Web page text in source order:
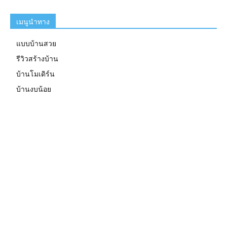
เมนูนำทาง
แบบบ้านสวย
รีวิวสร้างบ้าน
บ้านโมเดิร์น
บ้านงบน้อย